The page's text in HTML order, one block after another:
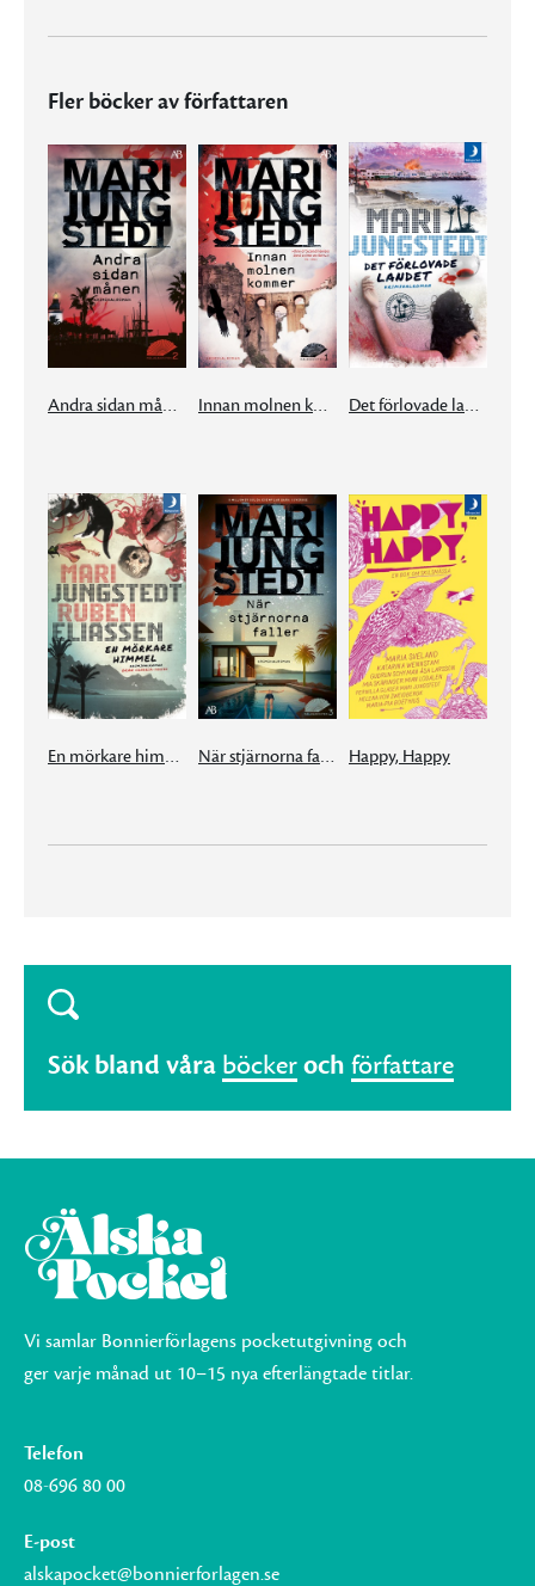
Fler böcker av författaren
Andra sidan månen Innan molnen kommer Det förlovade landet
En mörkare himmel När stjärnorna faller Happy, Happy
Sök bland våra böckeroch författare
Vi samlar Bonnierförlagens pocketutgivning och
ger varje månad ut 10–15 nya efterlängtade titlar.
Telefon
08-696 80 00
E-post
alskapocket@bonnierforlagen.se